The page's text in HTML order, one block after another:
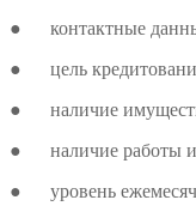
● контактные
● цель
● наличие
● наличие работы
● уровень